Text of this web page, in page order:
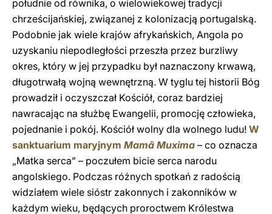
południe od równika, o wielowiekowej tradycji
chrześcijańskiej, związanej z kolonizacją portugalską.
Podobnie jak wiele krajów afrykańskich, Angola po
uzyskaniu niepodległości przeszła przez burzliwy
okres, który w jej przypadku był naznaczony krwawą,
długotrwałą wojną wewnętrzną. W tyglu tej historii Bóg
prowadził i oczyszczał Kościół, coraz bardziej
nawracając na służbę Ewangelii, promocję człowieka,
pojednanie i pokój. Kościół wolny dla wolnego ludu! W
sanktuarium maryjnym Mamã Muxima – co oznacza
„Matka serca” – poczułem bicie serca narodu
angolskiego. Podczas różnych spotkań z radością
widziałem wiele sióstr zakonnych i zakonników w
każdym wieku, będących proroctwem Królestwa